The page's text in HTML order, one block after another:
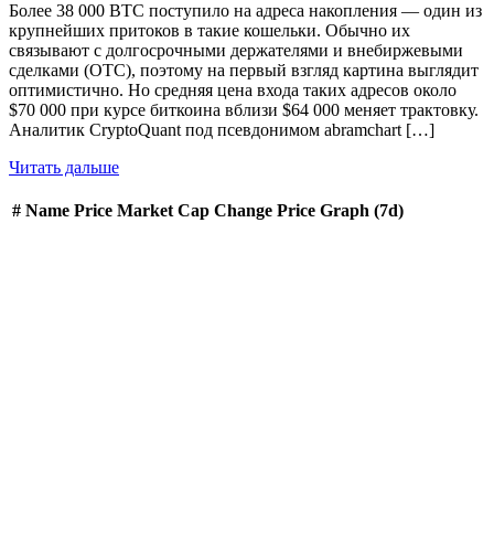
Более 38 000 BTC поступило на адреса накопления — один из
крупнейших притоков в такие кошельки. Обычно их
связывают с долгосрочными держателями и внебиржевыми
сделками (OTC), поэтому на первый взгляд картина выглядит
оптимистично. Но средняя цена входа таких адресов около
$70 000 при курсе биткоина вблизи $64 000 меняет трактовку.
Аналитик CryptoQuant под псевдонимом abramchart […]
Читать дальше
# Name Price Market Cap Change Price Graph (7d)